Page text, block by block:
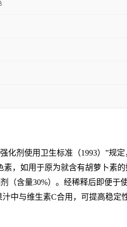
化剂使用卫生标准（1993）”规
素，如用于原为就含有胡萝卜
（含量30%）。经稀释后即便
中与维生素C合用，可提高稳定性